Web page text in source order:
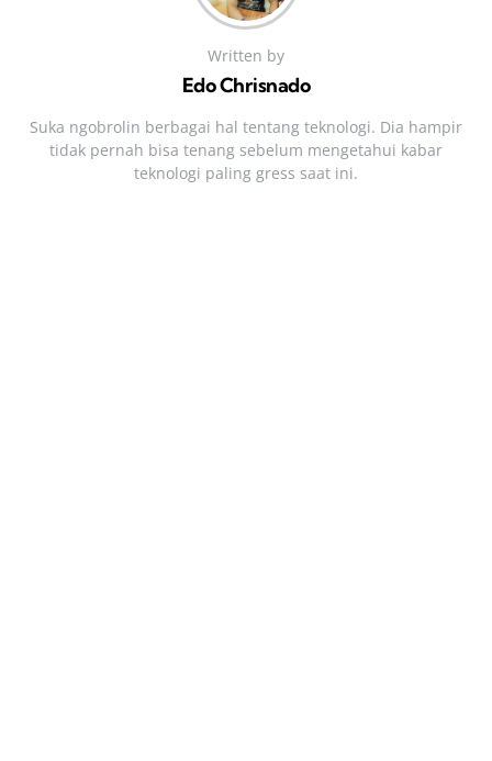
Written by
Edo Chrisnado
Suka ngobrolin berbagai hal tentang teknologi. Dia hampir
tidak pernah bisa tenang sebelum mengetahui kabar
teknologi paling gress saat ini.